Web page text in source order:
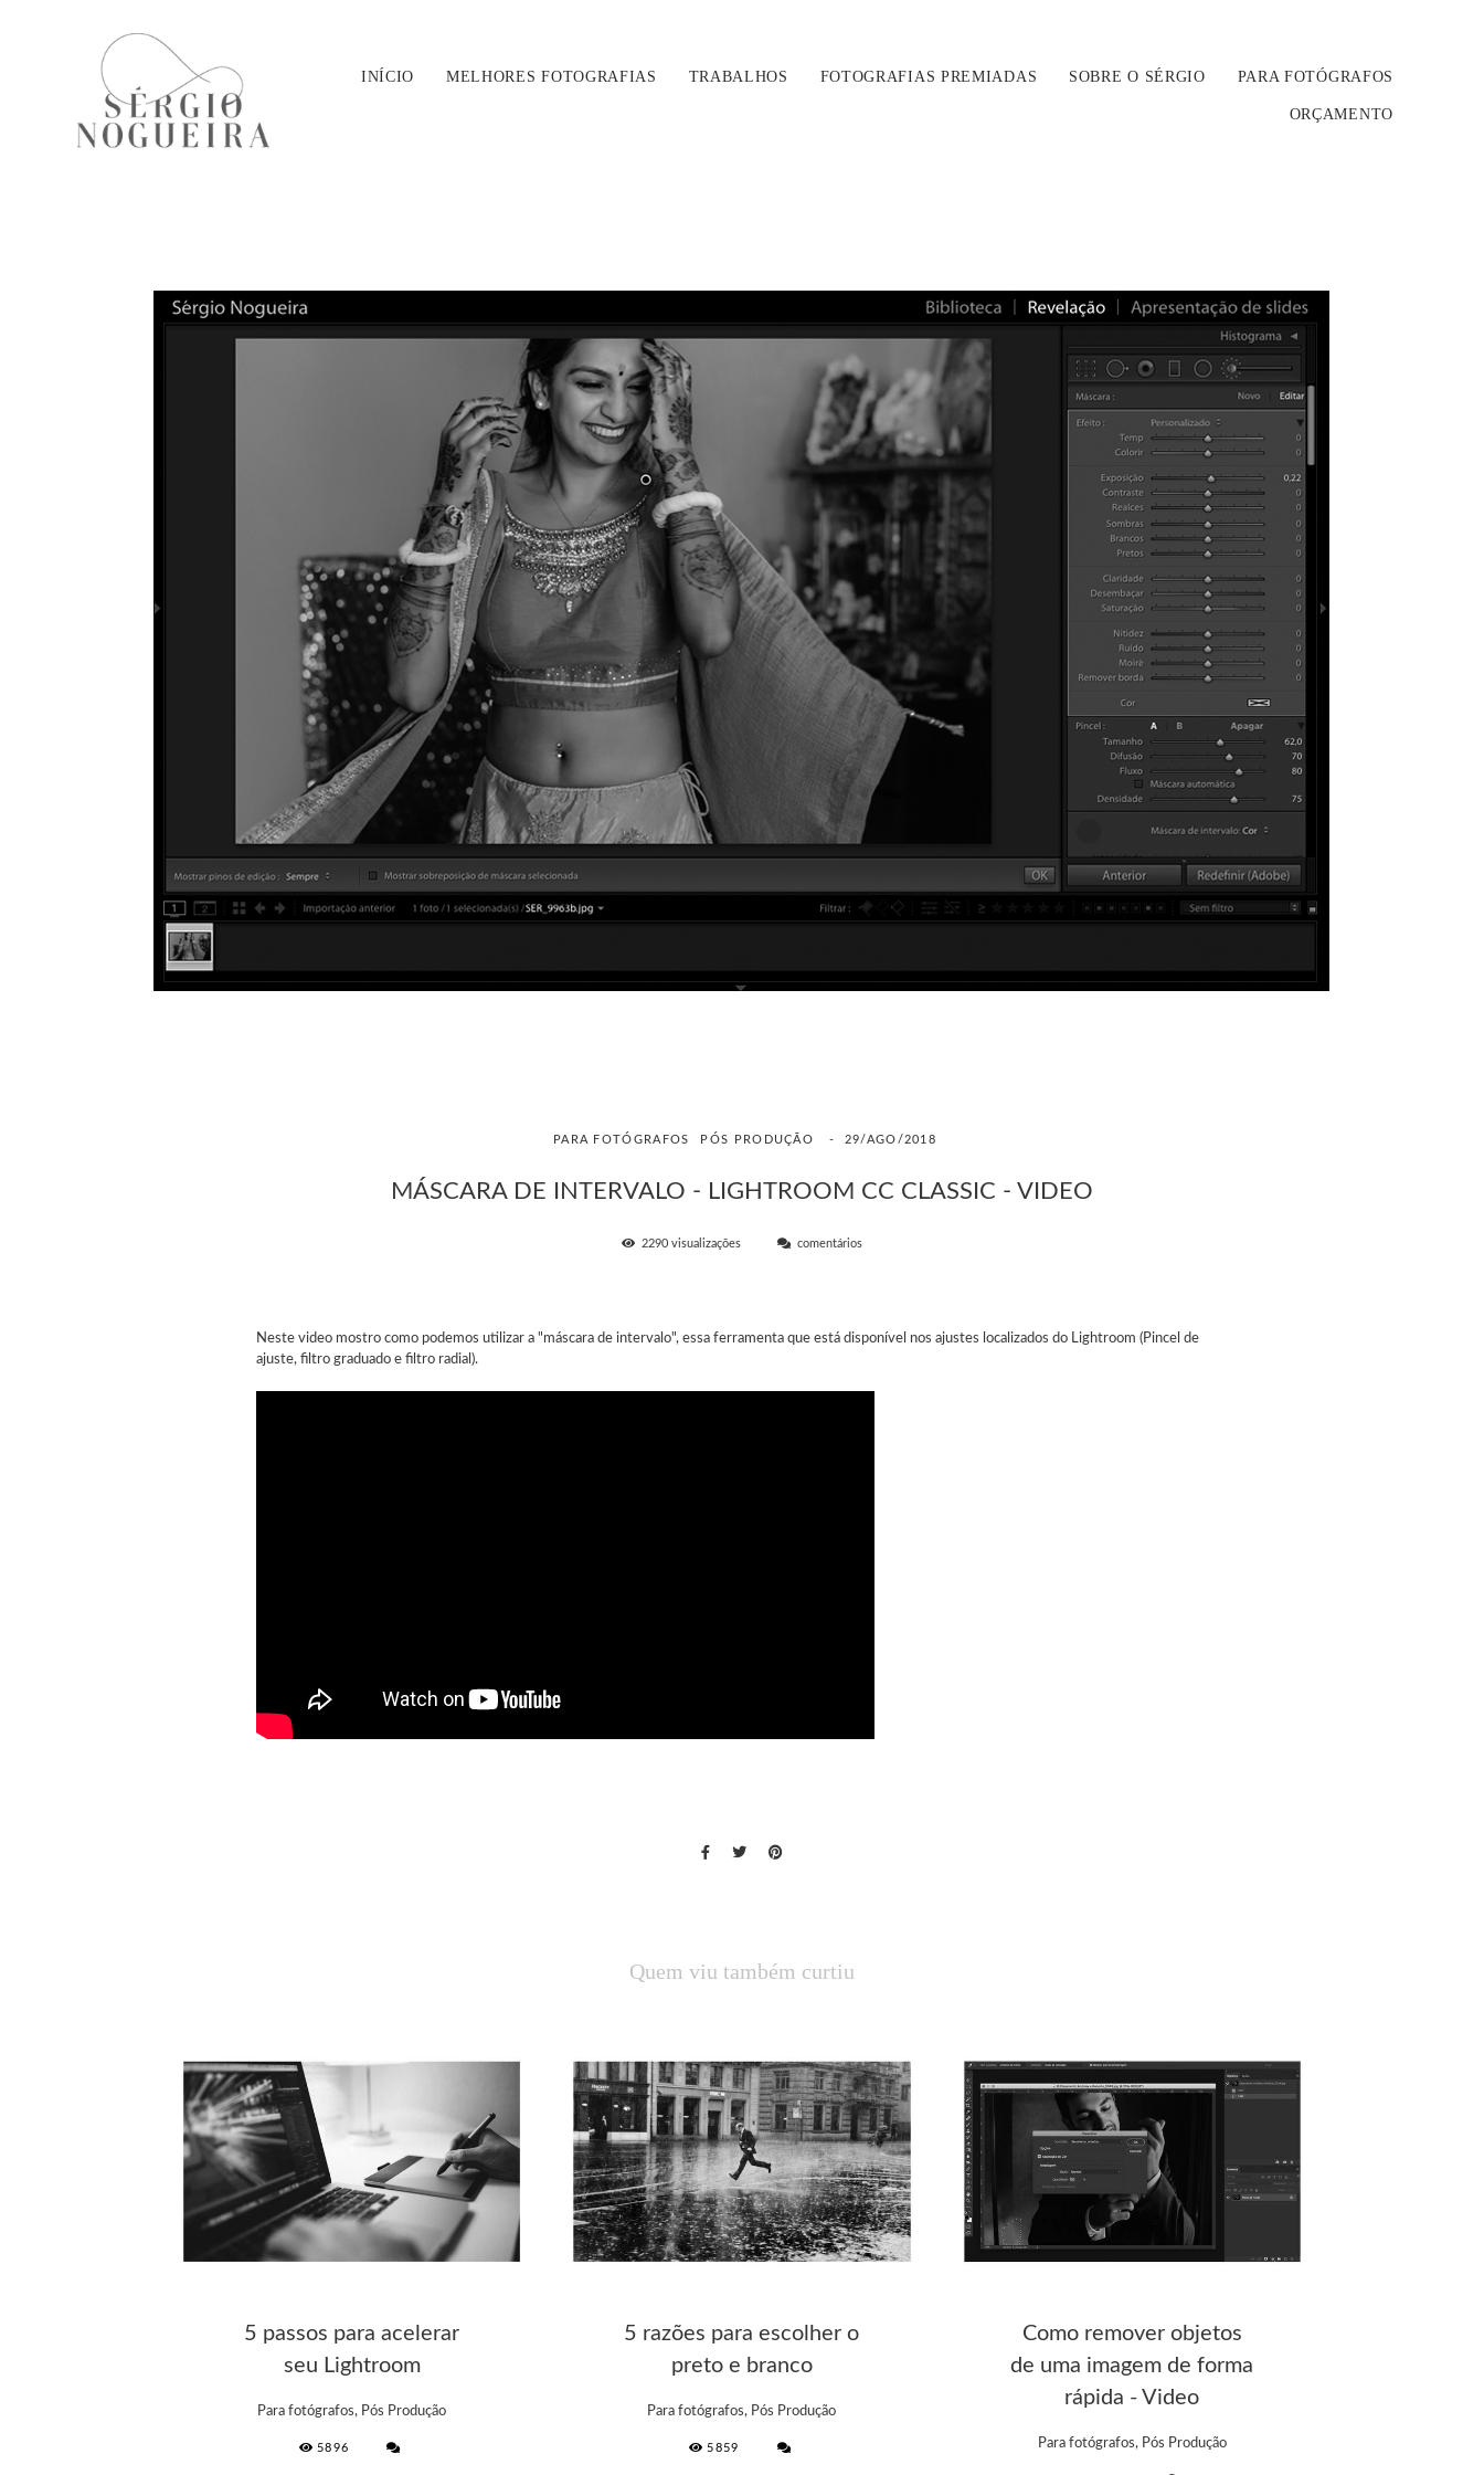
INÍCIO MELHORES FOTOGRAFIAS TRABALHOS FOTOGRAFIAS PREMIADAS SOBRE O SÉRGIO PARA FOTÓGRAFOS
ORÇAMENTO
PARA FOTÓGRAFOS PÓS PRODUÇÃO 29/AGO/2018
MÁSCARA DE INTERVALO - LIGHTROOM CC CLASSIC - VIDEO
2290 visualizações comentários
Neste video mostro como podemos utilizar a "máscara de intervalo", essa ferramenta que está disponível nos ajustes localizados do Lightroom (Pincel de
ajuste, filtro graduado e filtro radial).
Quem viu também curtiu
5 passos para acelerar
seu Lightroom
Para fotógrafos, Pós Produção
5896
5 razões para escolher o
preto e branco
Para fotógrafos, Pós Produção
5859
Como remover objetos
de uma imagem de forma
rápida - Video
Para fotógrafos, Pós Produção